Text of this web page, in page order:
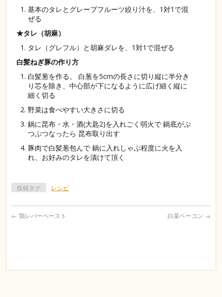
基本のタレとグレープフルーツ絞り汁を、1対1で混
ぜる
★タレ（胡麻）
タレ（グレフル）と胡麻ダレを、1対1で混ぜる
白髪ねぎ豚の作り方
白髪葱を作る。 白葱を5cmの長さに切り縦に半分き
り芯を除き、中心部が下になるように広げ細く縦に
細く切る
野菜は食べやすい大きさに切る
鍋に昆布・水・酒(大匙2)を入れごく弱火で 鍋底がぷ
つぷつなったら 昆布取り出す
豚肉で白髪葱包んで 鍋に入れしゃぶ程度に火を入
れ、お好みのタレを漬けて頂く
投稿タグ レシピ
← 鶏レバーペースト 白菜ベーコン →